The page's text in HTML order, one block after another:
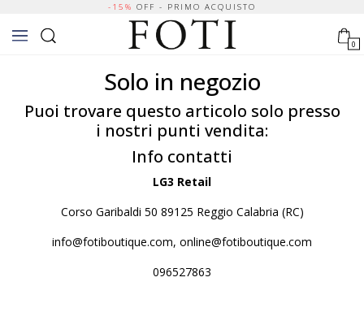
-15% OFF - PRIMO ACQUISTO
0
Solo in negozio
Puoi trovare questo articolo solo presso
i nostri punti vendita:
Info contatti
LG3 Retail
Corso Garibaldi 50 89125 Reggio Calabria (RC)
info@fotiboutique.com, online@fotiboutique.com
096527863